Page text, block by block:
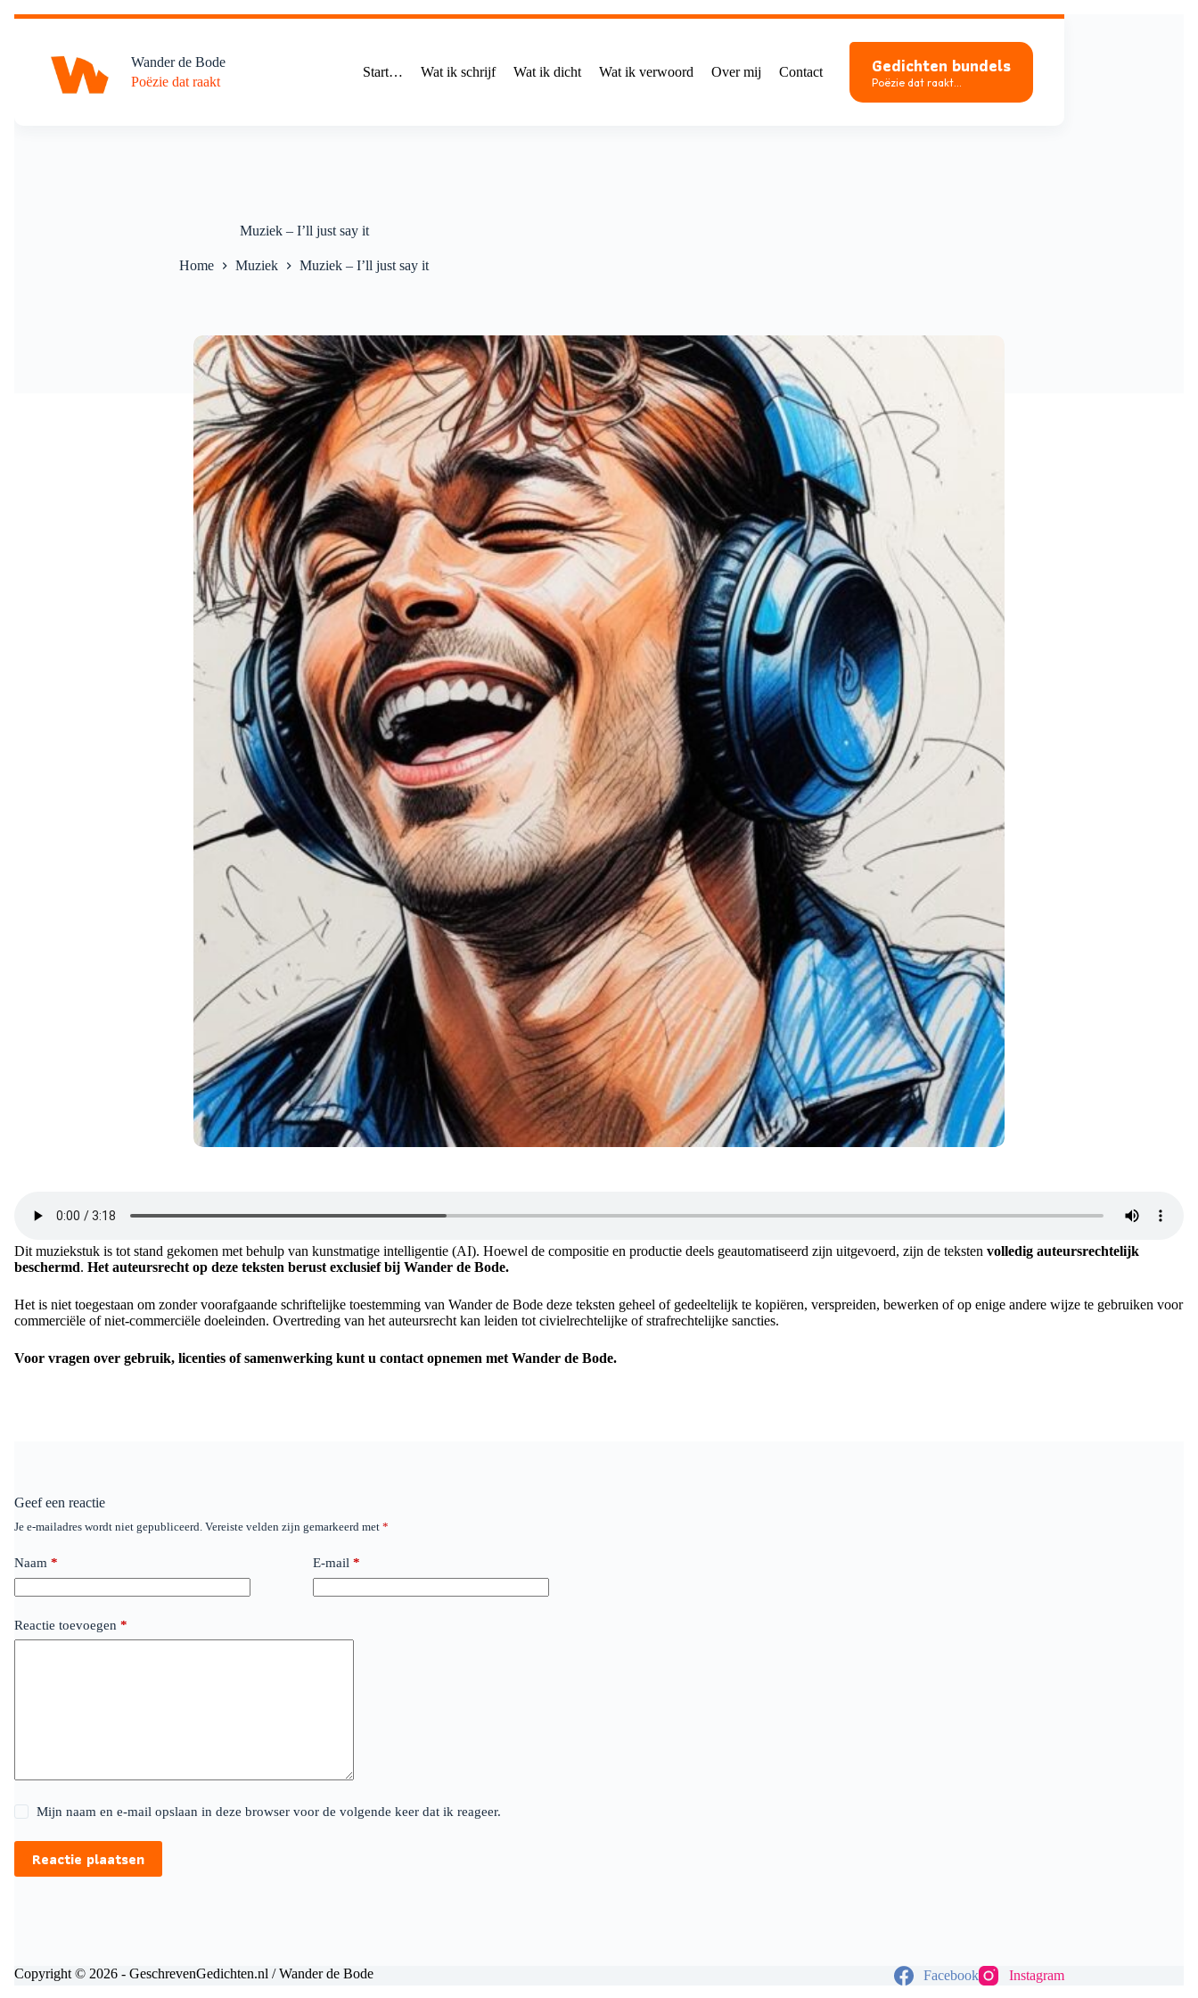
Ga
Wander de Bode
Poëzie dat raakt
Start… Wat ik schrijf Wat ik dicht Wat ik verwoord Over mij Contact Gedichten bundels
Poëzie dat raakt...
Muziek – I’ll just say it
Home Muziek Muziek – I’ll just say it
Dit muziekstuk is tot stand gekomen met behulp van kunstmatige intelligentie (AI). Hoewel de compositie en productie deels geautomatiseerd zijn uitgevoerd, zijn de teksten volledig auteursrechtelijk
beschermd. Het auteursrecht op deze teksten berust exclusief bij Wander de Bode.
Het is niet toegestaan om zonder voorafgaande schriftelijke toestemming van Wander de Bode deze teksten geheel of gedeeltelijk te kopiëren, verspreiden, bewerken of op enige andere wijze te gebruiken voor
commerciële of niet-commerciële doeleinden. Overtreding van het auteursrecht kan leiden tot civielrechtelijke of strafrechtelijke sancties.
Voor vragen over gebruik, licenties of samenwerking kunt u contact opnemen met Wander de Bode.
Geef een reactie
Je e-mailadres wordt niet gepubliceerd. Vereiste velden zijn gemarkeerd met *
Naam * E-mail *
Reactie toevoegen *
Mijn naam en e-mail opslaan in deze browser voor de volgende keer dat ik reageer.
Reactie plaatsen
Copyright © 2026 - GeschrevenGedichten.nl / Wander de Bode Facebook Instagram